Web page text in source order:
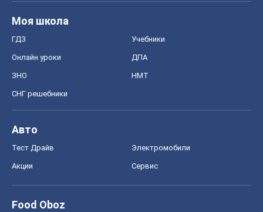
Моя школа
ГДЗ Учебники
Онлайн уроки ДПА
ЗНО НМТ
СНГ решебники
Авто
Тест Драйв Электромобили
Акции Сервис
Food Oboz